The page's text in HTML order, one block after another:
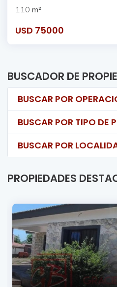
110 m²
USD 75000
BUSCADOR DE
BUSCAR POR
BUSCAR POR TIPO DE
BUSCAR POR
PROPIEDADES